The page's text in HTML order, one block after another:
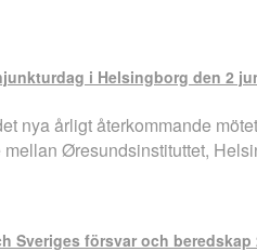
i Helsingborg den 2
nya årligt återkommande
Øresundsinstituttet,
Sveriges försvar och beredskap